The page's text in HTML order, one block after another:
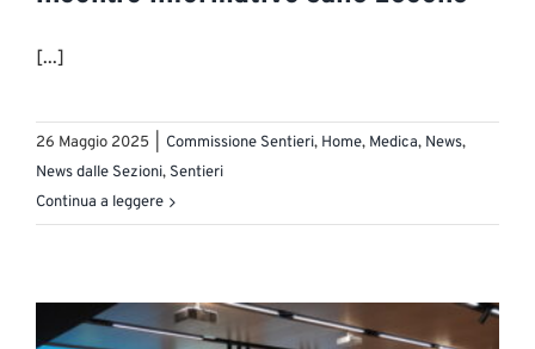
[...]
26 Maggio 2025 Commissione Sentieri, Home, Medica, News,
News dalle Sezioni, Sentieri
Continua a leggere